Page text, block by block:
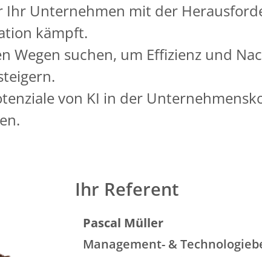
Ihr Unternehmen mit der
kämpft.
Wegen suchen, um Effizienz und
von KI in der
Ihr Referent
Pascal Müller
Management- &